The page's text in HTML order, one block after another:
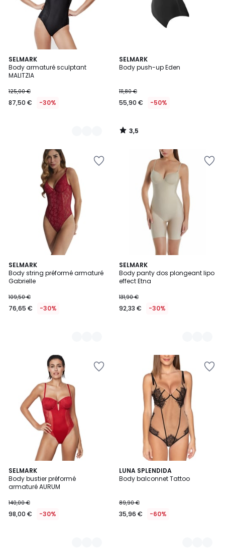
SELMARK
Body armaturé sculptant
MALITZIA
125,00 €
87,50 € -30%
2
Couleurs
SELMARK
Body push-up Eden
111,80 €
55,90 € -50%
3,5
/ 5
3,5
/
SELMARK
Body string préformé armaturé
Gabrielle
109,50 €
76,65 € -30%
2
Couleurs
SELMARK
Body panty dos plongeant lipo
effect Etna
131,90 €
92,33 € -30%
2
Couleurs
SELMARK
Body bustier préformé
armaturé AURUM
140,00 €
98,00 € -30%
2
Couleurs
LUNA SPLENDIDA
Body balconnet Tattoo
89,90 €
35,96 € -60%
2
Couleurs